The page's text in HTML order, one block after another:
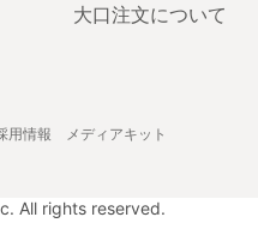
大口注文について
用情報 メディアキット
All rights reserved.